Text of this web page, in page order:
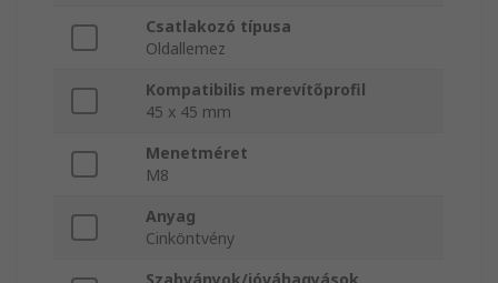
Csatlakozó típusa
Oldallemez
Kompatibilis merevítőprofil
45 x 45 mm
Menetméret
M8
Anyag
Cinköntvény